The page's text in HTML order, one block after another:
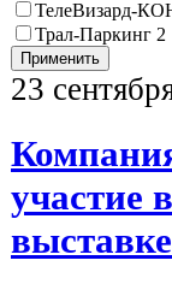
ТелеВизард-
Трал-Паркинг 2
23
участие